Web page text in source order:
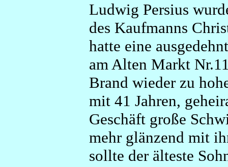
Ludwig Persius
des Kaufmanns
hatte eine
am Alten Markt
Brand wieder zu
mit 41 Jahren,
Geschäft große
mehr glänzend mit
sollte der älteste